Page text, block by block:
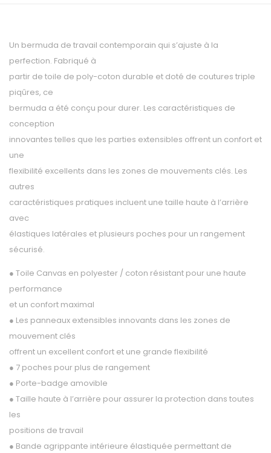
Un bermuda de travail contemporain qui s’ajuste à la
perfection. Fabriqué à
partir de toile de poly-coton durable et doté de coutures triple
piqûres, ce
bermuda a été conçu pour durer. Les caractéristiques de
conception
innovantes telles que les parties extensibles offrent un confort et
une
flexibilité excellents dans les zones de mouvements clés. Les
autres
caractéristiques pratiques incluent une taille haute à l’arrière
avec
élastiques latérales et plusieurs poches pour un rangement
sécurisé.
● Toile Canvas en polyester / coton résistant pour une haute
performance
et un confort maximal
● Les panneaux extensibles innovants dans les zones de
mouvement clés
offrent un excellent confort et une grande flexibilité
● 7 poches pour plus de rangement
● Porte-badge amovible
● Taille haute à l’arrière pour assurer la protection dans toutes
les
positions de travail
● Bande agrippante intérieure élastiquée permettant de